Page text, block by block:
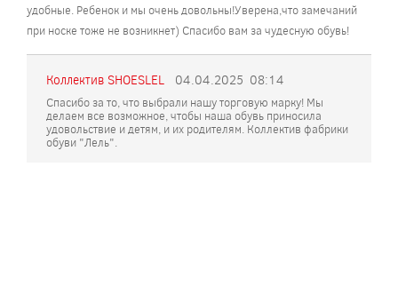
удобные. Ребенок и мы очень довольны!Уверена,что замечаний
при носке тоже не возникнет) Спасибо вам за чудесную обувь!
Коллектив SHOESLEL 04.04.2025 08:14
Спасибо за то, что выбрали нашу торговую марку! Мы
делаем все возможное, чтобы наша обувь приносила
удовольствие и детям, и их родителям. Коллектив фабрики
обуви "Лель".